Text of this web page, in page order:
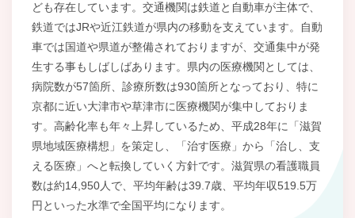
ども存在しています。交通機関は鉄道と自動車が主体で、
鉄道ではJRや近江鉄道が県内の移動を支えています。自動
車では国道や県道が整備されておりますが、交通集中が発
生する事もしばしばあります。県内の医療機関としては、
病院数が57箇所、診療所数は930箇所となっており、特に
京都に近い大津市や草津市に医療機関が集中しておりま
す。高齢化率も年々上昇しているため、平成28年に「滋賀
県地域医療構想」を策定し、「治す医療」から「治し、支
える医療」へと転換していく方針です。滋賀県の看護職員
数は約14,950人で、平均年齢は39.7歳、平均年収519.5万
円といった水準で全国平均になります。